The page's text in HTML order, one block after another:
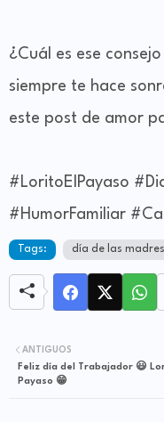
¿Cuál es ese
siempre te hace
este post de amor
#LoritoElPayaso
#HumorFamiliar
Tags: día de las madres
ANTIGUOS
Feliz día del Trabajador 😃
Payaso 😁